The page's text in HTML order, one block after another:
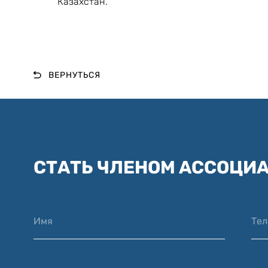
ВЕРНУТЬСЯ
СТАТЬ ЧЛЕНОМ
Имя